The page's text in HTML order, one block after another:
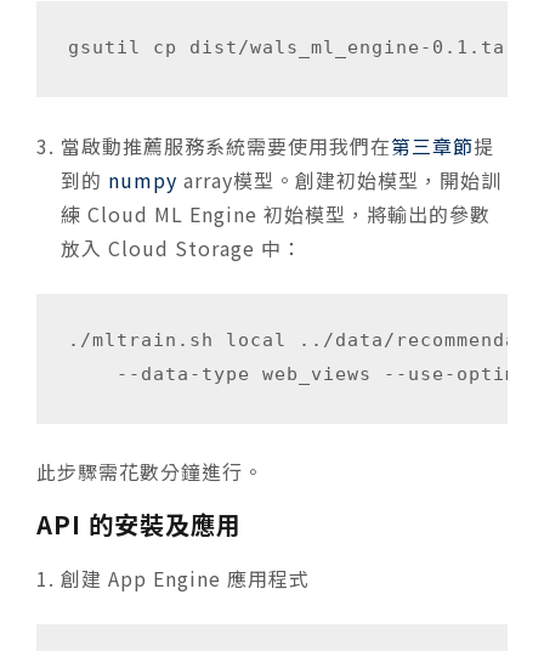
gsutil cp dist/wals_ml_engine-0.1.tar.gz
當啟動推薦服務系統需要使用我們在第三章節提
到的 numpy array模型。創建初始模型，開始訓
練 Cloud ML Engine 初始模型，將輸出的參數
放入 Cloud Storage 中：
./mltrain.sh local ../data/
此步驟需花數分鐘進行。
API 的安裝及應用
創建 App Engine 應用程式